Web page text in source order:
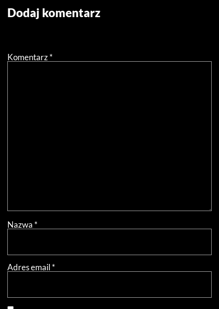
Dodaj komentarz
Komentarz*
Nazwa *
Adres email *